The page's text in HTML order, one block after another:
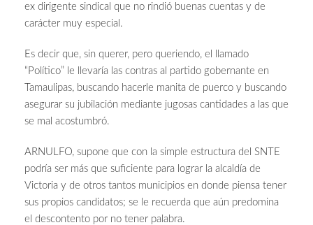
ex dirigente sindical que no rindió buenas cuentas y de
carácter muy especial.
Es decir que, sin querer, pero queriendo, el llamado
“Político” le llevaría las contras al partido gobernante en
Tamaulipas, buscando hacerle manita de puerco y buscando
asegurar su jubilación mediante jugosas cantidades a las que
se mal acostumbró.
ARNULFO, supone que con la simple estructura del SNTE
podría ser más que suficiente para lograr la alcaldía de
Victoria y de otros tantos municipios en donde piensa tener
sus propios candidatos; se le recuerda que aún predomina
el descontento por no tener palabra.